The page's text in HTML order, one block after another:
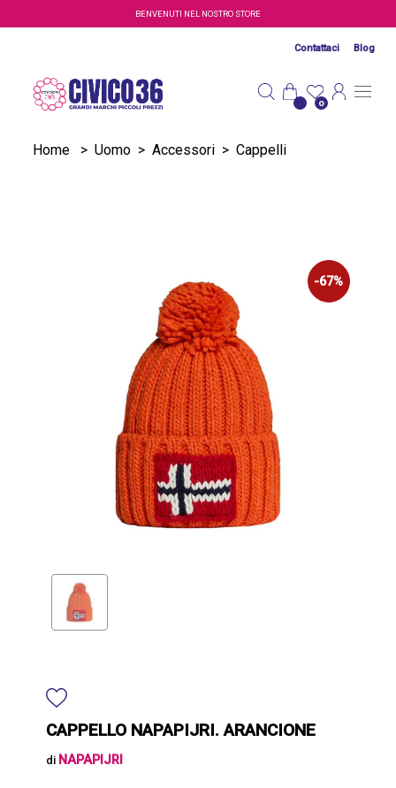
Salta al contenuto principaleBENVENUTI NEL NOSTRO STORE
Contattaci Blog
0
Home > Uomo > Accessori > Cappelli
-67%
CAPPELLO NAPAPIJRI. ARANCIONE
di NAPAPIJRI